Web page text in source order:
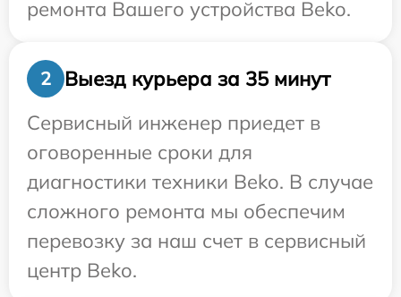
ремонта Вашего устройства Beko.
2
Выезд курьера за 35 минут
Сервисный инженер приедет в
оговоренные сроки для
диагностики техники Beko. В случае
сложного ремонта мы обеспечим
перевозку за наш счет в сервисный
центр Beko.